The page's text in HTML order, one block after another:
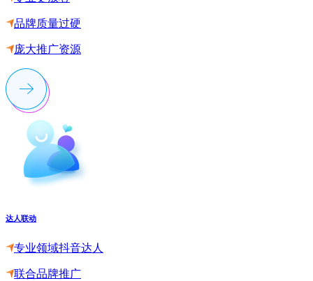
品牌质量过硬
庞大推广资源
达人联动
专业领域抖音达人
联合品牌推广